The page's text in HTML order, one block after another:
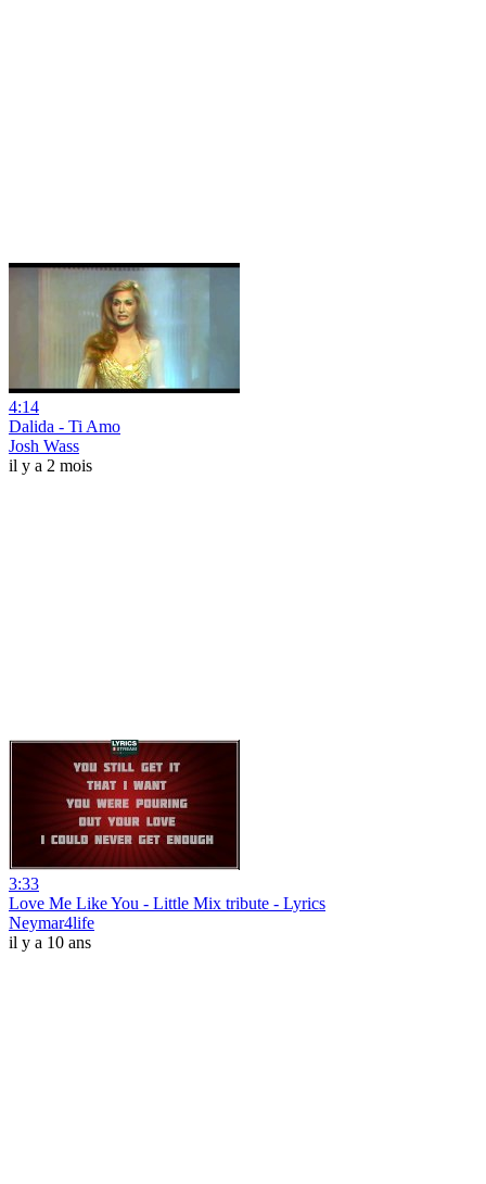
4:14
Dalida - Ti Amo
Josh Wass
il y a 2 mois
3:33
Love Me Like You - Little Mix tribute - Lyrics
Neymar4life
il y a 10 ans